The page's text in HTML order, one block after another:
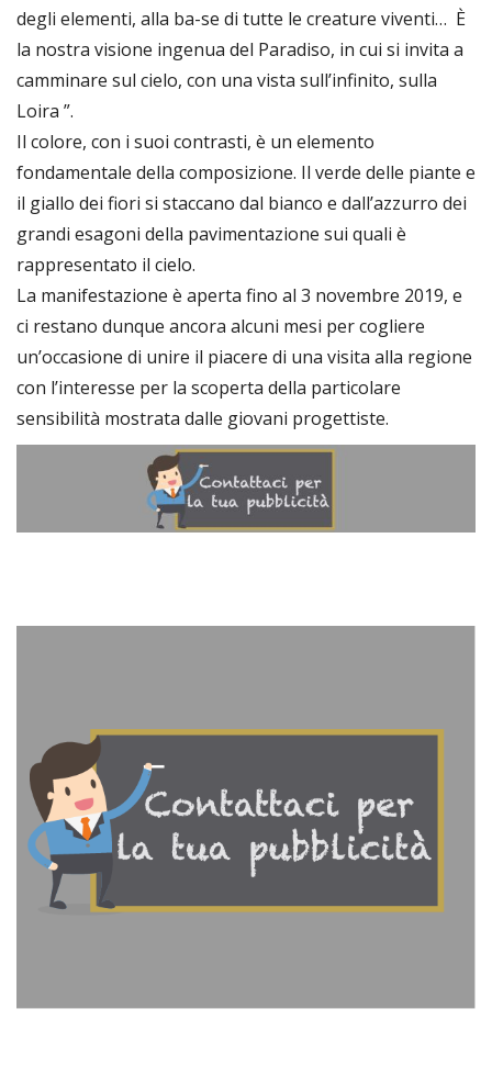
degli elementi, alla ba-se di tutte le creature viventi… È
la nostra visione ingenua del Paradiso, in cui si invita a
camminare sul cielo, con una vista sull’infinito, sulla
Loira ”.
Il colore, con i suoi contrasti, è un elemento
fondamentale della composizione. Il verde delle piante e
il giallo dei fiori si staccano dal bianco e dall’azzurro dei
grandi esagoni della pavimentazione sui quali è
rappresentato il cielo.
La manifestazione è aperta fino al 3 novembre 2019, e
ci restano dunque ancora alcuni mesi per cogliere
un’occasione di unire il piacere di una visita alla regione
con l’interesse per la scoperta della particolare
sensibilità mostrata dalle giovani progettiste.